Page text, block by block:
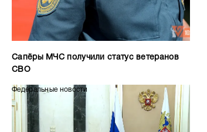
Сапёры МЧС получили статус ветеранов
СВО
Федеральные новости